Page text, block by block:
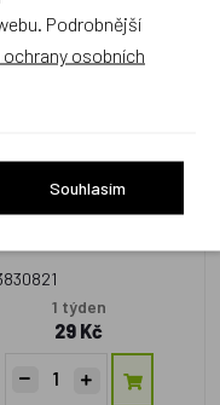
Una Jmenovky na
Černý Panter
1 týden
29 Kč
Podrobnější
osobních
Souhlasím